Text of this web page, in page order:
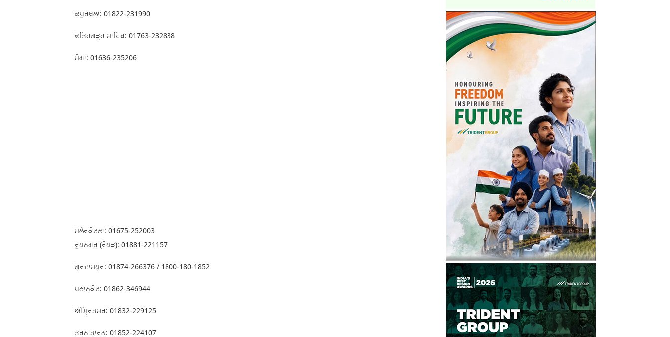
ਕਪੂਰਥਲਾ: 01822-231990
ਫਤਿਹਗੜ੍ਹ ਸਾਹਿਬ: 01763-232838
ਮੋਗਾ: 01636-235206
ਮਲੇਰਕੋਟਲਾ: 01675-252003
ਰੂਪਨਗਰ (ਰੋਪੜ): 01881-221157
ਗੁਰਦਾਸਪੁਰ: 01874-266376 / 1800-180-1852
ਪਠਾਨਕੋਟ: 01862-346944
ਅੰਮ੍ਰਿਤਸਰ: 01832-229125
ਤਰਨ ਤਾਰਨ: 01852-224107